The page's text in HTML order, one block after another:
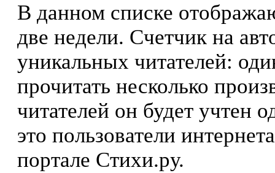
В данном списке
две недели. Счетчик на
уникальных читателей:
прочитать несколько
читателей он будет учтен
это пользователи
портале Стихи.ру.